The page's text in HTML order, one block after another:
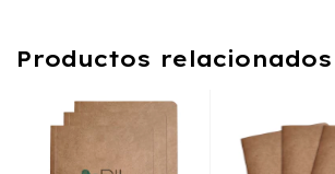
Productos relacionados